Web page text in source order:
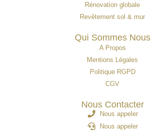
Rénovation globale
Revêtement sol & mur
Qui Sommes Nous
A Propos
Mentions Légales
Politique RGPD
CGV
Nous Contacter
Nous appeler
Nous appeler